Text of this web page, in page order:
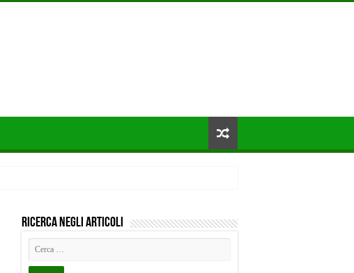
Ricerca negli articoli